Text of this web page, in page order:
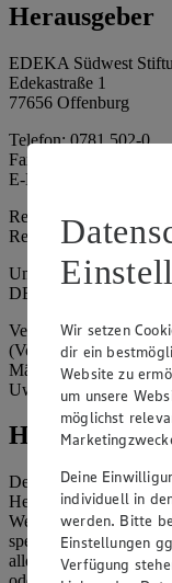
Herausgeber
EDEKA Südwest
Edekastraße 1
77656 Offenburg
Telefon: 0781 502-0
Fax: 0781 502-6180
E-Mail:
Registergericht:
Registernummer: HRA
Umsatzsteuer-
DE815916131
(Vorstandsmitglied),
Mäder
Uwe Kohler
Hinweise
Der Inhalt dieser
Herausgeber gewährt
Website
speichern und zu
allerdings die
Wir setzen
dir ein
Website zu
um unsere
möglichst
Deine
individuell in
werden. Bitte
Einstellungen
Verfügung